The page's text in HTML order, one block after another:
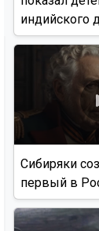
индийского
Сибиряки
первый в
с